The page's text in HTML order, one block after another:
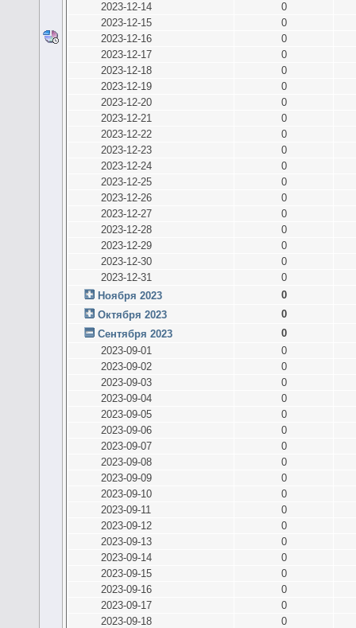
2023-12-14
0
2023-12-15
0
2023-12-16
0
2023-12-17
0
2023-12-18
0
2023-12-19
0
2023-12-20
0
2023-12-21
0
2023-12-22
0
2023-12-23
0
2023-12-24
0
2023-12-25
0
2023-12-26
0
2023-12-27
0
2023-12-28
0
2023-12-29
0
2023-12-30
0
2023-12-31
0
Ноября 2023
0
Октября 2023
0
Сентября 2023
0
2023-09-01
0
2023-09-02
0
2023-09-03
0
2023-09-04
0
2023-09-05
0
2023-09-06
0
2023-09-07
0
2023-09-08
0
2023-09-09
0
2023-09-10
0
2023-09-11
0
2023-09-12
0
2023-09-13
0
2023-09-14
0
2023-09-15
0
2023-09-16
0
2023-09-17
0
2023-09-18
0